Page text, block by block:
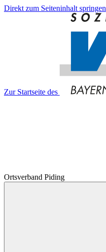
Direkt zum Seiteninhalt springen
Zur Startseite des
Ortsverband Piding